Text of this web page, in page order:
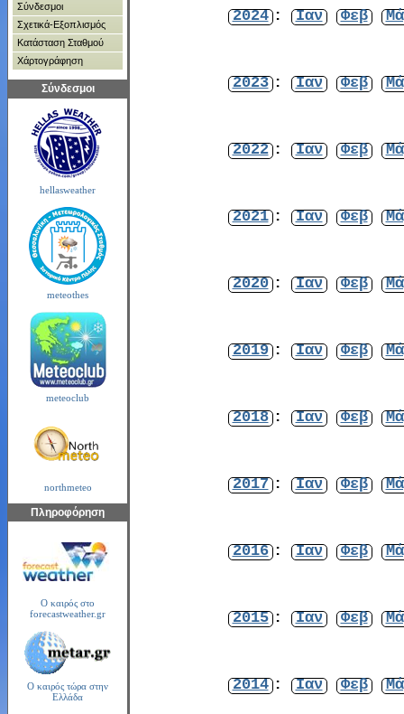
Σύνδεσμοι
Σχετικά-Εξοπλισμός
Κατάσταση Σταθμού
Χάρτoγράφηση
Σύνδεσμοι
hellasweather
meteothes
meteoclub
northmeteo
Πληροφόρηση
Ο καιρός στο
forecastweather.gr
Ο καιρός τώρα στην
Ελλάδα
2024 : Ιαν Φεβ
2023 : Ιαν Φεβ
2022 : Ιαν Φεβ
2021 : Ιαν Φεβ
2020 : Ιαν Φεβ
2019 : Ιαν Φεβ
2018 : Ιαν Φεβ
2017 : Ιαν Φεβ
2016 : Ιαν Φεβ
2015 : Ιαν Φεβ
2014 : Ιαν Φεβ